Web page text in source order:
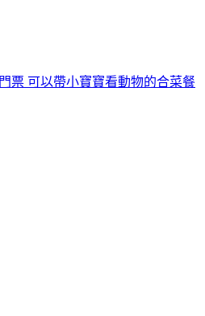
票 可以帶小寶寶看動物的合菜餐